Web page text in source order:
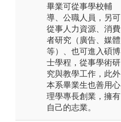
畢業可從事學校輔
導、公職人員，另可
從事人力資源、消費
者研究（廣告、媒體
等）、也可進入碩博
士學程，從事學術研
究與教學工作，此外
本系畢業生也善用心
理學專長創業，擁有
自己的志業。